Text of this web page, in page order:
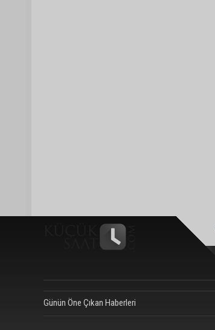
Günün Öne Çıkan Haberleri